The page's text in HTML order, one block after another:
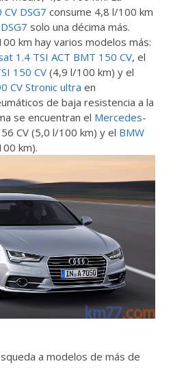
DSG7 consume 4,8 l/100 km
solo una décima más.
km hay varios modelos más:
1.4 TSI ACT BMT 150 CV, el
150 CV(4,9 l/100 km) y el
CV Stronic ultra en
de baja resistencia a la
se encuentran el Mercedes-
CV (5,0 l/100 km) y el BMW
km).
a modelos de más de